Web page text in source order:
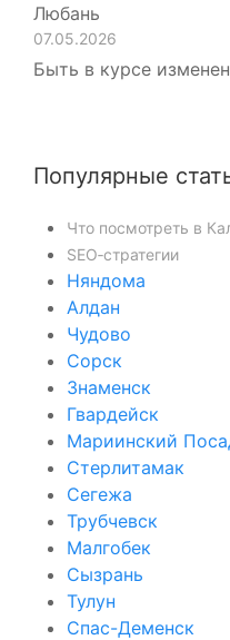
Любань
07.05.2026
Быть в курсе
Популярные
Что посмотреть в
SEO‑стратегии
Няндома
Алдан
Чудово
Сорск
Знаменск
Гвардейск
Мариинский
Стерлитамак
Сегежа
Трубчевск
Малгобек
Сызрань
Тулун
Спас-Деменск